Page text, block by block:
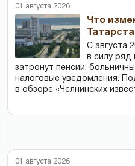
01 августа 2026
Что
С августа
в силу ряд
затронут пенсии,
налоговые уведомления.
в обзоре «Челнинских
01 августа 2026